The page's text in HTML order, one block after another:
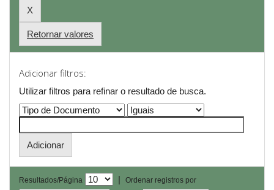
Retornar valores
Adicionar filtros:
Utilizar filtros para refinar o resultado de busca.
Resultados/Página |
Ordenar registros por